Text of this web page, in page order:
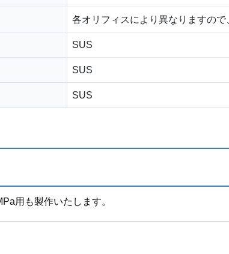
各オリフィスにより異なりますの
SUS
SUS
SUS
用も製作いたします。